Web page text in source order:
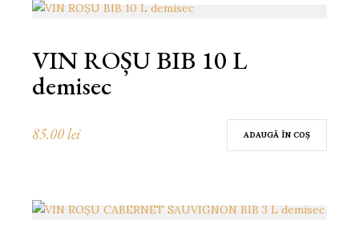
VIN ROȘU BIB 10 L
demisec
ADAUGĂ ÎN COȘ
85.00lei